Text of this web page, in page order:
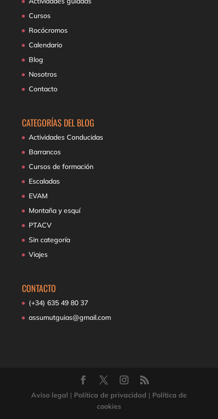
Cursos
Rocócromos
Calendario
Blog
Nosotros
Contacto
CATEGORÍAS DEL BLOG
Actividades Conducidas
Barrancos
Cursos de formación
Escaladas
EVAM
Montaña y esquí
PTACV
Sin categoría
Viajes
CONTACTO
(+34) 635 49 80 37
assumutguias@gmail.com
Aviso legal | Política de privacidad | Política de
cookies